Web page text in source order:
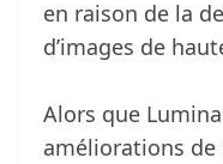
en raison de la
d’images de
Alors que
améliorations de